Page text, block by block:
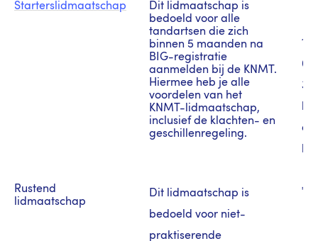
Starterslidmaatschap
Dit lidmaatschap is
bedoeld voor alle
tandartsen die zich
binnen 5 maanden na
BIG-registratie
aanmelden bij de KNMT.
Hiermee heb je alle
voordelen van het
KNMT-lidmaatschap,
inclusief de klachten- en
geschillenregeling.
1e
0,-
Rustend
lidmaatschap
Dit lidmaatschap is
bedoeld voor niet-
praktiserende
€